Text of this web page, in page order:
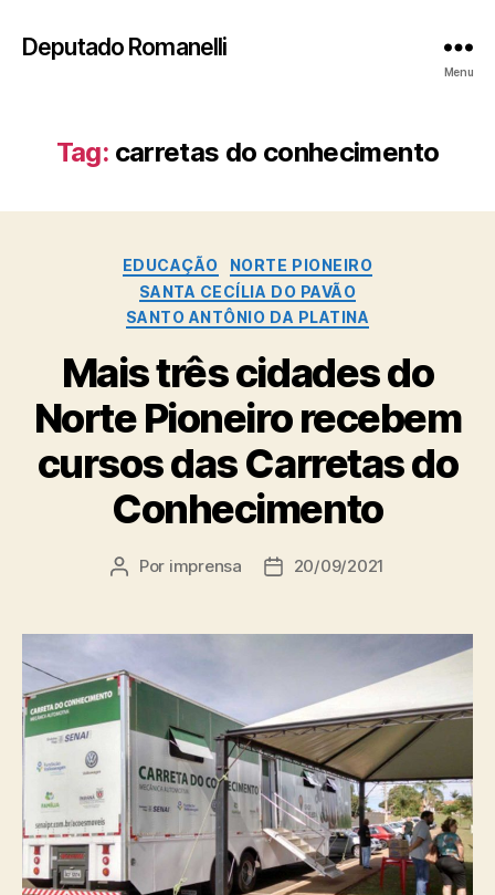
Deputado Romanelli
Menu
Tag: carretas do conhecimento
Categorias
EDUCAÇÃO
NORTE PIONEIRO
SANTA CECÍLIA DO PAVÃO
SANTO ANTÔNIO DA PLATINA
Mais três cidades do
Norte Pioneiro recebem
cursos das Carretas do
Conhecimento
Autor
Por imprensa
Data20/09/2021